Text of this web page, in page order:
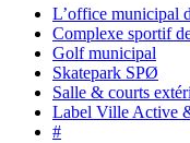
L’office municipal
Complexe sportif
Golf municipal
Skatepark SPØ
Salle & courts
Label Ville Active
#